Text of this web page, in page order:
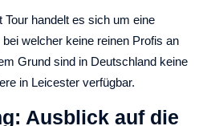
handelt es sich um eine
welcher keine reinen Profis an
Grund sind in Deutschland keine
in Leicester verfügbar.
Ausblick auf die